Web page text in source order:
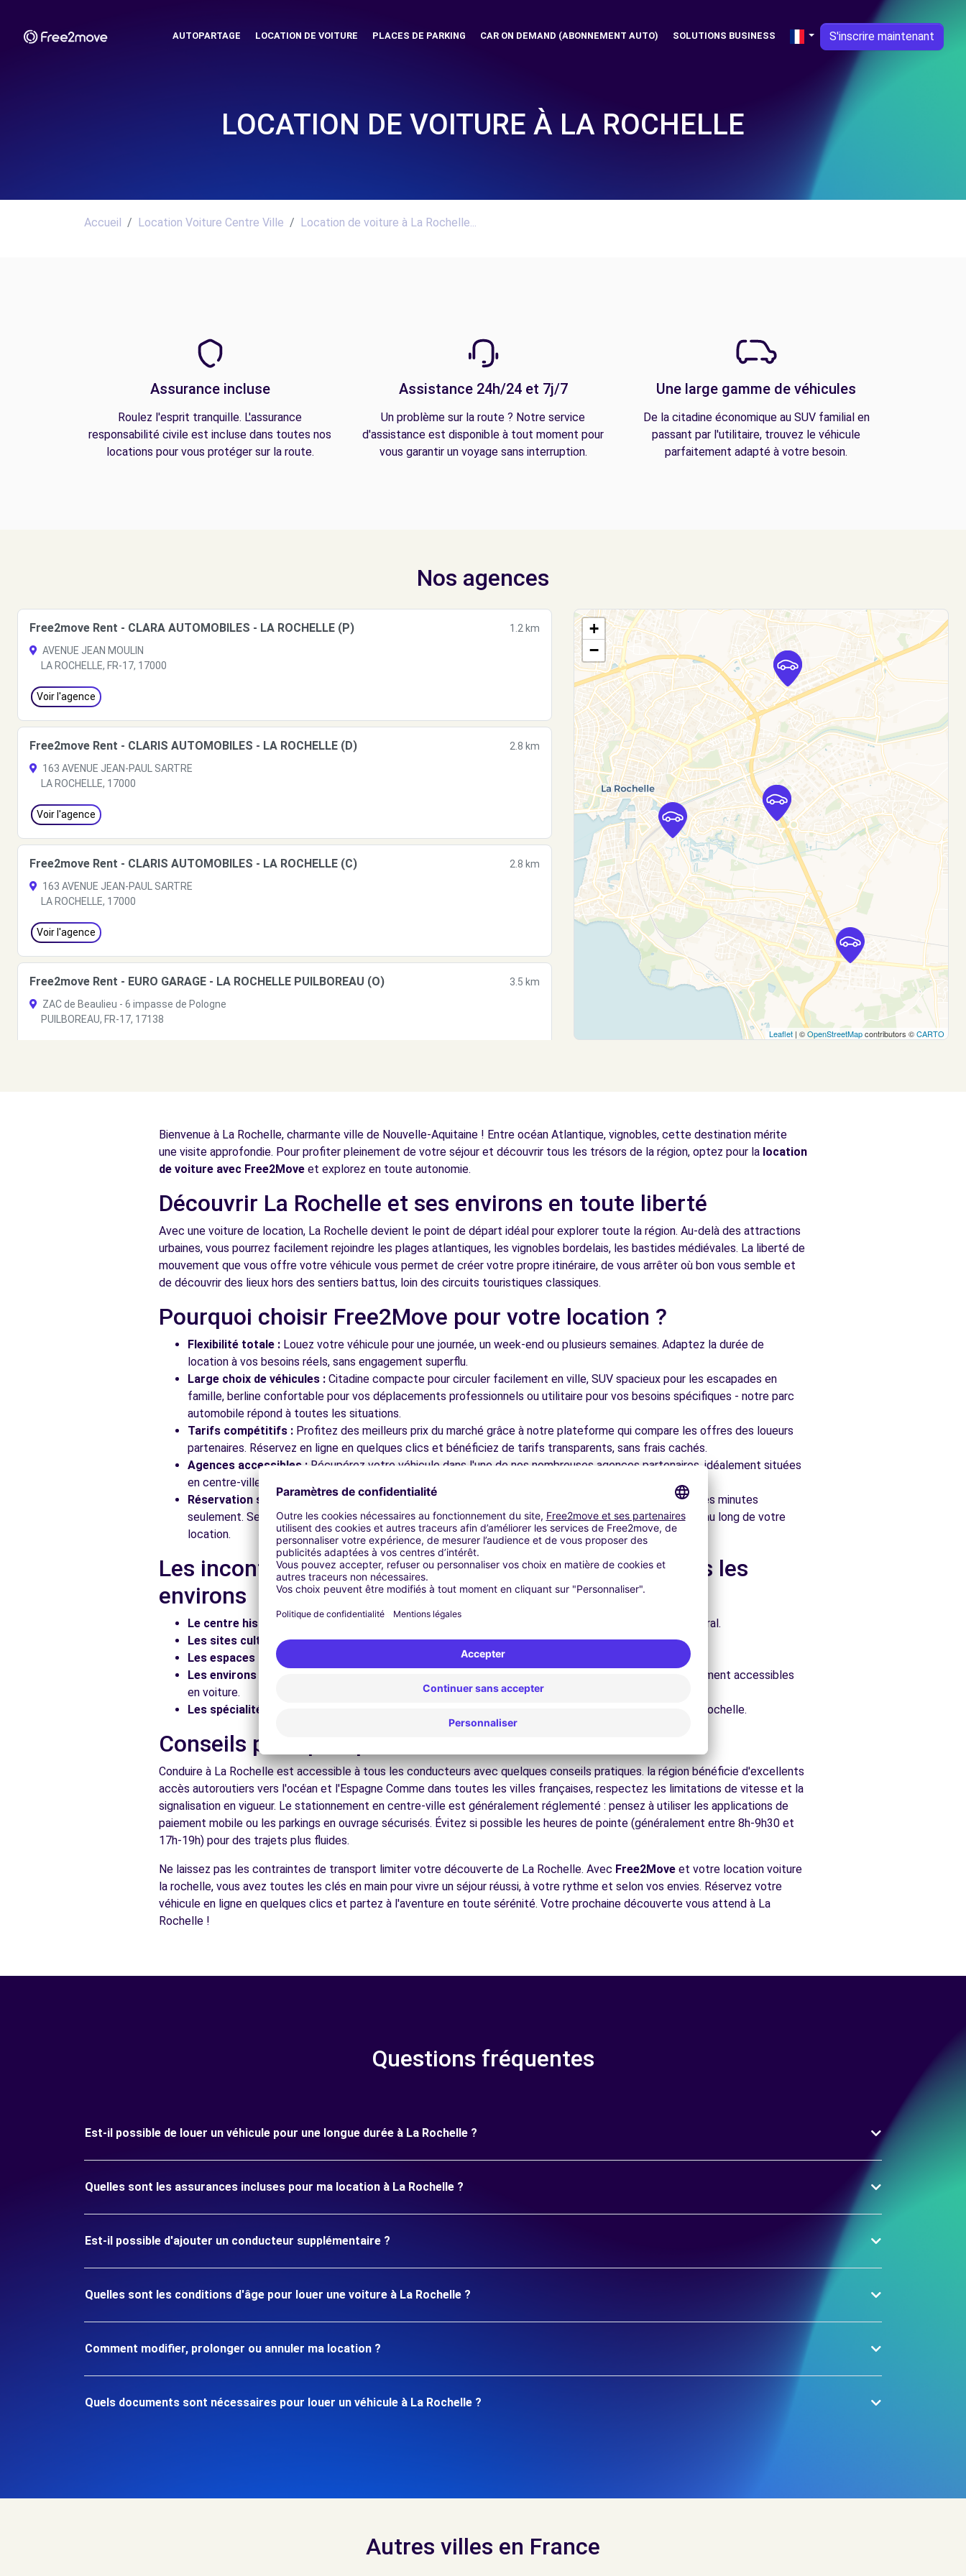
AUTOPARTAGE LOCATION DE VOITURE PLACES DE PARKING CAR ON DEMAND (ABONNEMENT AUTO) SOLUTIONS BUSINESS S'inscrire maintenant
LOCATION DE VOITURE À LA ROCHELLE
Accueil Location Voiture Centre Ville Location de voiture à La Rochelle...
Assurance incluse
Roulez l'esprit tranquille. L'assurance
responsabilité civile est incluse dans toutes nos
locations pour vous protéger sur la route.
Assistance 24h/24 et 7j/7
Un problème sur la route ? Notre service
d'assistance est disponible à tout moment pour
vous garantir un voyage sans interruption.
Une large gamme de véhicules
De la citadine économique au SUV familial en
passant par l'utilitaire, trouvez le véhicule
parfaitement adapté à votre besoin.
Nos agences
Free2move Rent - CLARA AUTOMOBILES - LA ROCHELLE (P)
1.2 km
AVENUE JEAN MOULIN
LA ROCHELLE, FR-17, 17000
Voir l'agence
Free2move Rent - CLARIS AUTOMOBILES - LA ROCHELLE (D)
2.8 km
163 AVENUE JEAN-PAUL SARTRE
LA ROCHELLE, 17000
Voir l'agence
Free2move Rent - CLARIS AUTOMOBILES - LA ROCHELLE (C)
2.8 km
163 AVENUE JEAN-PAUL SARTRE
LA ROCHELLE, 17000
Voir l'agence
Free2move Rent - EURO GARAGE - LA ROCHELLE PUILBOREAU (O)
3.5 km
ZAC de Beaulieu - 6 impasse de Pologne
PUILBOREAU, FR-17, 17138
+
−
Leaflet | ©OpenStreetMapcontributors ©CARTO
Bienvenue à La Rochelle, charmante ville de Nouvelle-Aquitaine ! Entre océan Atlantique, vignobles, cette destination mérite
une visite approfondie. Pour profiter pleinement de votre séjour et découvrir tous les trésors de la région, optez pour la location
de voiture avec Free2Move et explorez en toute autonomie.
Découvrir La Rochelle et ses environs en toute liberté
Avec une voiture de location, La Rochelle devient le point de départ idéal pour explorer toute la région. Au-delà des attractions
urbaines, vous pourrez facilement rejoindre les plages atlantiques, les vignobles bordelais, les bastides médiévales. La liberté de
mouvement que vous offre votre véhicule vous permet de créer votre propre itinéraire, de vous arrêter où bon vous semble et
de découvrir des lieux hors des sentiers battus, loin des circuits touristiques classiques.
Pourquoi choisir Free2Move pour votre location ?
Flexibilité totale : Louez votre véhicule pour une journée, un week-end ou plusieurs semaines. Adaptez la durée de
location à vos besoins réels, sans engagement superflu.
Large choix de véhicules : Citadine compacte pour circuler facilement en ville, SUV spacieux pour les escapades en
famille, berline confortable pour vos déplacements professionnels ou utilitaire pour vos besoins spécifiques - notre parc
automobile répond à toutes les situations.
Tarifs compétitifs : Profitez des meilleurs prix du marché grâce à notre plateforme qui compare les offres des loueurs
partenaires. Réservez en ligne en quelques clics et bénéficiez de tarifs transparents, sans frais cachés.
Agences accessibles : Récupérez votre véhicule dans l'une de nos nombreuses agences partenaires, idéalement situées
en centre-ville, en gare ou près des aéroports pour faciliter le démarrage de votre séjour.
Réservation simplifiée :Notre plateforme intuitive vous permet de réserver votre véhicule en quelques minutes
seulement. Service client disponible pour répondre à toutes vos questions et vous accompagner tout au long de votre
location.
Les incontournables à découvrir à La Rochelle et dans les
environs
Le centre historique :
Flânez dans les ruelles du cœur de ville et découvrez son patrimoine architectural.
Les sites culturels :Visitez les musées et monuments qui font la richesse de La Rochelle.
Les espaces naturels :
Profitez des parcs et jardins pour une pause détente en pleine nature.
Les environs :
Explorez les plages atlantiques, les vignobles bordelais, les bastides médiévales, facilement accessibles
en voiture.
Les spécialités locales :
Découvrez la gastronomie régionale dans les restaurants et marchés de La Rochelle.
Conseils pratiques pour conduire à La Rochelle
Conduire à La Rochelle est accessible à tous les conducteurs avec quelques conseils pratiques. la région bénéficie d'excellents
accès autoroutiers vers l'océan et l'Espagne Comme dans toutes les villes françaises, respectez les limitations de vitesse et la
signalisation en vigueur. Le stationnement en centre-ville est généralement réglementé : pensez à utiliser les applications de
paiement mobile ou les parkings en ouvrage sécurisés. Évitez si possible les heures de pointe (généralement entre 8h-9h30 et
17h-19h) pour des trajets plus fluides.
Ne laissez pas les contraintes de transport limiter votre découverte de La Rochelle. Avec Free2Move et votre location voiture
la rochelle, vous avez toutes les clés en main pour vivre un séjour réussi, à votre rythme et selon vos envies. Réservez votre
véhicule en ligne en quelques clics et partez à l'aventure en toute sérénité. Votre prochaine découverte vous attend à La
Rochelle !
Questions fréquentes
Est-il possible de louer un véhicule pour une longue durée à La Rochelle ?
Quelles sont les assurances incluses pour ma location à La Rochelle ?
Est-il possible d'ajouter un conducteur supplémentaire ?
Quelles sont les conditions d'âge pour louer une voiture à La Rochelle ?
Comment modifier, prolonger ou annuler ma location ?
Quels documents sont nécessaires pour louer un véhicule à La Rochelle ?
Autres villes en France